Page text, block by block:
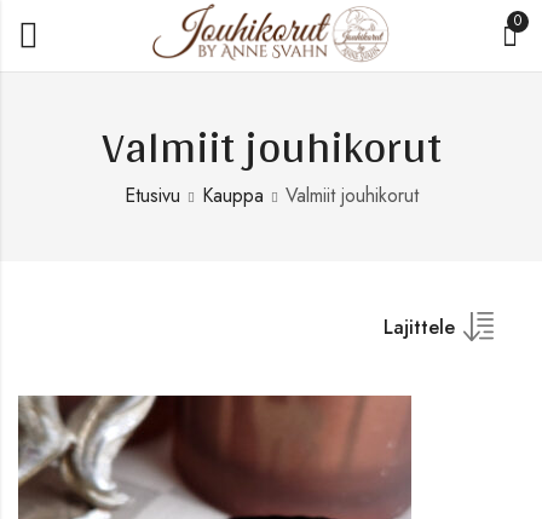
0
Valmiit jouhikorut
Etusivu Kauppa Valmiit jouhikorut
Lajittele